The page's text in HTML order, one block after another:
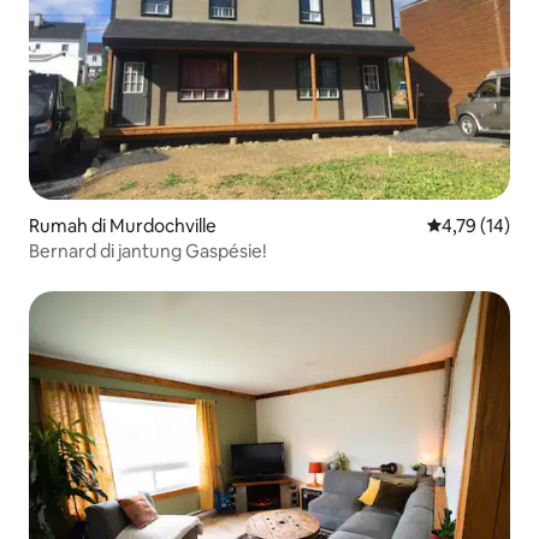
Rumah di Murdochville Nilai rata-
4,79 (14)
Bernard di jantung Gaspésie!